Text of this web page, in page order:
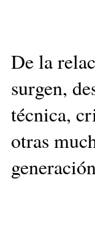
De la
surgen,
técnica,
otras